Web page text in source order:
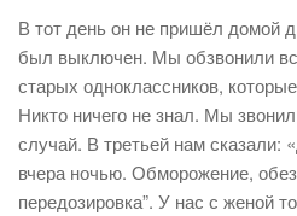
В тот день он не пришёл домой
был выключен. Мы обзвонили
старых одноклассников,
Никто ничего не знал. Мы
случай. В третьей нам сказали:
вчера ночью. Обморожение,
передозировка”. У нас с женой